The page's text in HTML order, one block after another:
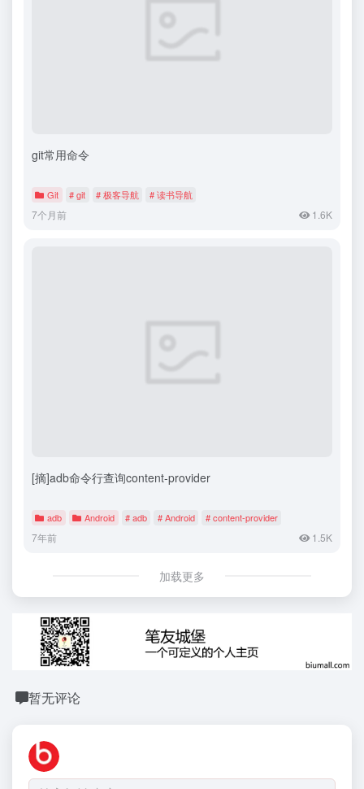
git常用命令
Git # git # 极客导航 # 读书导航
7个月前 1.6K
[摘]adb命令行查询content-provider
adb Android # adb # Android # content-provider
7年前 1.5K
加载更多
暂无评论